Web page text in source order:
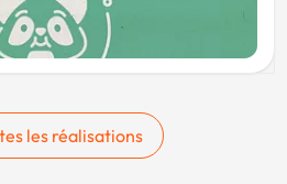
les réalisations